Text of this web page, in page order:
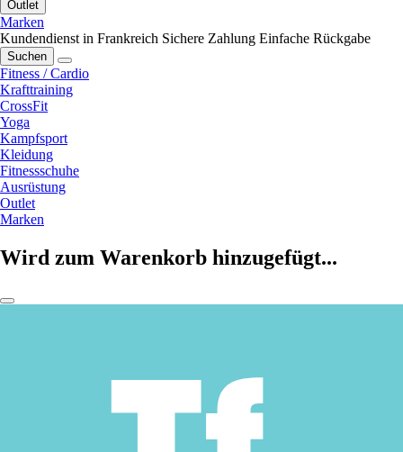
Outlet
Marken
Kundendienst in Frankreich Sichere Zahlung Einfache Rückgabe
Suchen
Fitness / Cardio
Krafttraining
CrossFit
Yoga
Kampfsport
Kleidung
Fitnessschuhe
Ausrüstung
Outlet
Marken
Wird zum Warenkorb hinzugefügt...